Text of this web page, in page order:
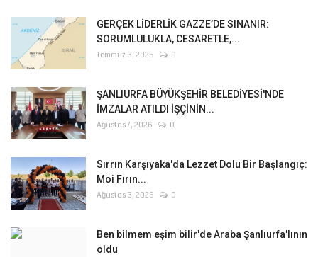
GERÇEK LİDERLİK GAZZE’DE SINANIR:
SORUMLULUKLA, CESARETLE,...
Temmuz 3, 2025 0
ŞANLIURFA BÜYÜKŞEHİR BELEDİYESİ'NDE
İMZALAR ATILDI İŞÇİNİN...
Ağustos 7, 2026 0
Sırrın Karşıyaka'da Lezzet Dolu Bir Başlangıç:
Moi Fırın...
Ağustos 3, 2026 0
Ben bilmem eşim bilir'de Araba Şanlıurfa'lının
oldu